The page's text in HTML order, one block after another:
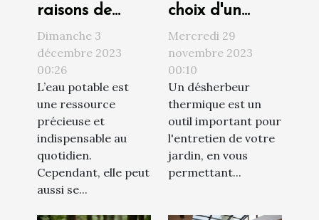
raisons de
faire installer
un adoucisseur
d’eau chez soi
Dimanche 3
décembre 2023
00:26
L’eau potable est
une ressource
précieuse et
indispensable au
quotidien.
Cependant, elle peut
aussi se...
choix d'un
désherbeur
thermique
Mercredi 29
novembre 2023
00:10
Un désherbeur
thermique est un
outil important pour
l'entretien de votre
jardin, en vous
permettant...